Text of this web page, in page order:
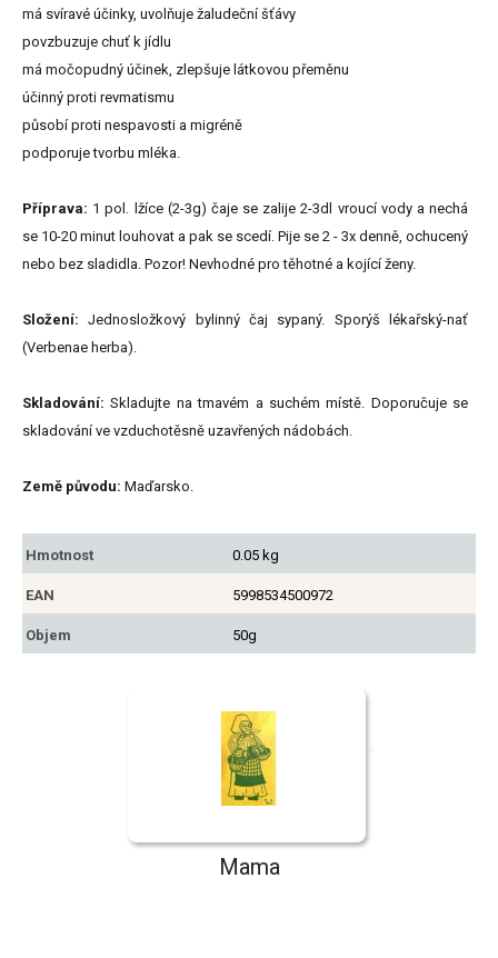
má svíravé účinky, uvolňuje žaludeční šťávy
povzbuzuje chuť k jídlu
má močopudný účinek, zlepšuje látkovou přeměnu
účinný proti revmatismu
působí proti nespavosti a migréně
podporuje tvorbu mléka.
Příprava: 1 pol. lžíce (2-3g) čaje se zalije 2-3dl vroucí vody a nechá
se 10-20 minut louhovat a pak se scedí. Pije se 2 - 3x denně, ochucený
nebo bez sladidla. Pozor! Nevhodné pro těhotné a kojící ženy.
Složení: Jednosložkový bylinný čaj sypaný. Sporýš lékařský-nať
(Verbenae herba).
Skladování: Skladujte na tmavém a suchém místě. Doporučuje se
skladování ve vzduchotěsně uzavřených nádobách.
Země původu: Maďarsko.
Hmotnost 0.05 kg
EAN 5998534500972
Objem 50g
Mama